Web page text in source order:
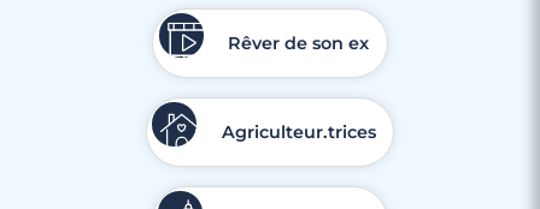
3 minutes
Rencontre à Martigues
Rêver de son ex
Agriculteur.trices